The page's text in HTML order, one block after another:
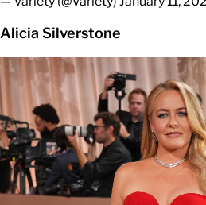
Rei Ami en los Globos de OroıFoto:
Elle Fanning
Elle Fanning arrives to the